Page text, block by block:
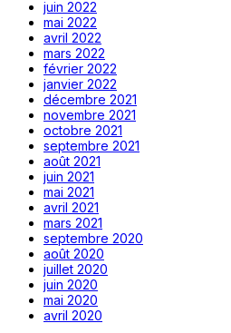
juin 2022
mai 2022
avril 2022
mars 2022
février 2022
janvier 2022
décembre 2021
novembre 2021
octobre 2021
septembre 2021
août 2021
juin 2021
mai 2021
avril 2021
mars 2021
septembre 2020
août 2020
juillet 2020
juin 2020
mai 2020
avril 2020